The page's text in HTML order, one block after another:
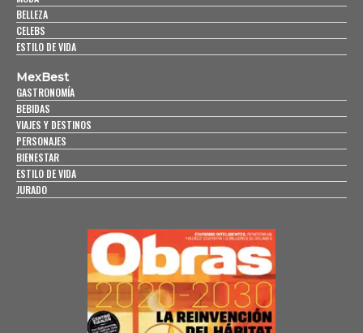
BELLEZA
CELEBS
ESTILO DE VIDA
MexBest
GASTRONOMÍA
BEBIDAS
VIAJES Y DESTINOS
PERSONAJES
BIENESTAR
ESTILO DE VIDA
JURADO